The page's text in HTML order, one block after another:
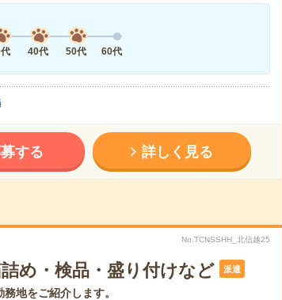
40代 50代 60代
する 詳しく見る
No.TCNSSHH_北信越25
め・検品・盛り付けなど 派遣
地をご紹介します。